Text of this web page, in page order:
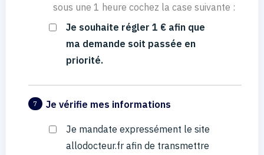
sous une 1 heure cochez la case suivante :
Je souhaite régler 1 € afin que
ma demande soit passée en
priorité.
7 Je vérifie mes informations
Je mandate expressément le site
allodocteur.fr afin de transmettre